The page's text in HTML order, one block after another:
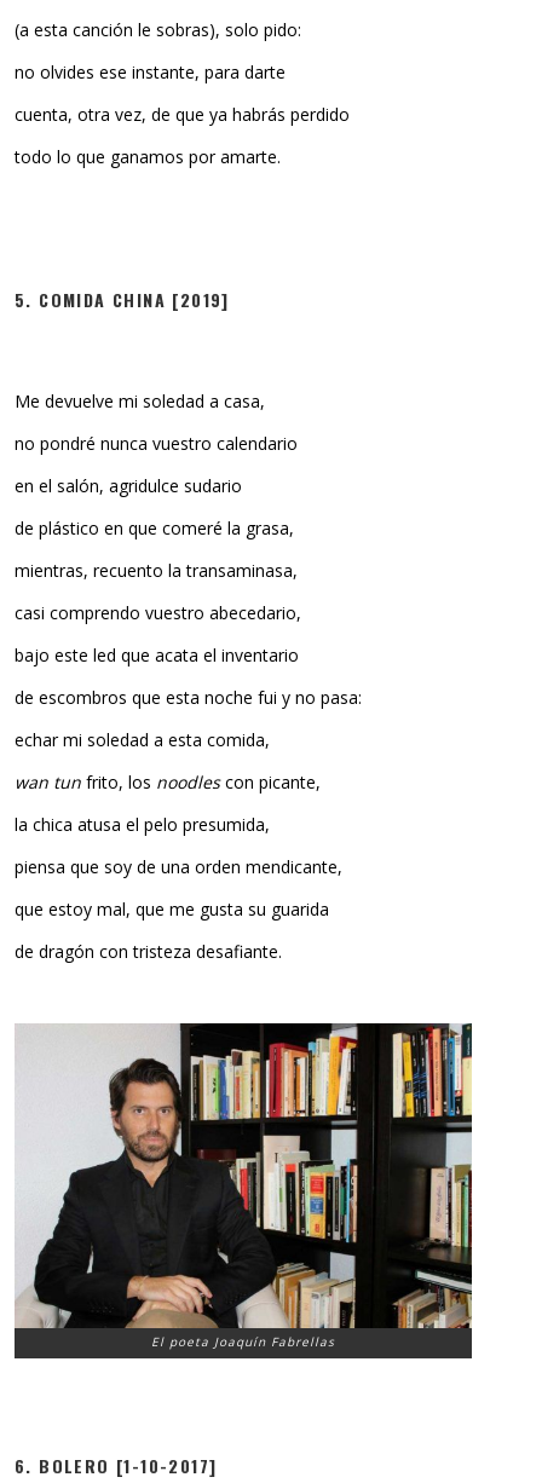
(a esta canción le sobras), solo pido:
no olvides ese instante, para darte
cuenta, otra vez, de que ya habrás perdido
todo lo que ganamos por amarte.
5. COMIDA CHINA [2019]
Me devuelve mi soledad a casa,
no pondré nunca vuestro calendario
en el salón, agridulce sudario
de plástico en que comeré la grasa,
mientras, recuento la transaminasa,
casi comprendo vuestro abecedario,
bajo este led que acata el inventario
de escombros que esta noche fui y no pasa:
echar mi soledad a esta comida,
wan tun frito, los noodlescon picante,
la chica atusa el pelo presumida,
piensa que soy de una orden mendicante,
que estoy mal, que me gusta su guarida
de dragón con tristeza desafiante.
El poeta Joaquín Fabrellas
6. BOLERO [1-10-2017]